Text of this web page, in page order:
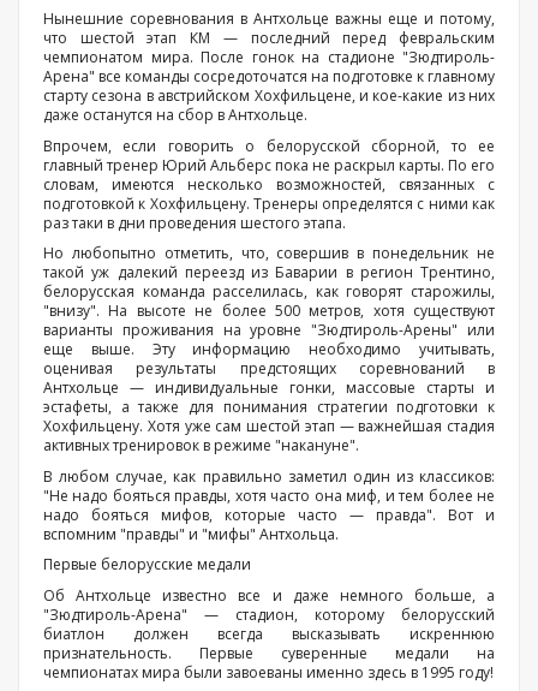
Нынешние соревнования в Антхольце важны еще и потому,
что шестой этап КМ — последний перед февральским
чемпионатом мира. После гонок на стадионе "Зюдтироль-
Арена" все команды сосредоточатся на подготовке к главному
старту сезона в австрийском Хохфильцене, и кое-какие из них
даже останутся на сбор в Антхольце.
Впрочем, если говорить о белорусской сборной, то ее
главный тренер Юрий Альберс пока не раскрыл карты. По его
словам, имеются несколько возможностей, связанных с
подготовкой к Хохфильцену. Тренеры определятся с ними как
раз таки в дни проведения шестого этапа.
Но любопытно отметить, что, совершив в понедельник не
такой уж далекий переезд из Баварии в регион Трентино,
белорусская команда расселилась, как говорят старожилы,
"внизу". На высоте не более 500 метров, хотя существуют
варианты проживания на уровне "Зюдтироль-Арены" или
еще выше. Эту информацию необходимо учитывать,
оценивая результаты предстоящих соревнований в
Антхольце — индивидуальные гонки, массовые старты и
эстафеты, а также для понимания стратегии подготовки к
Хохфильцену. Хотя уже сам шестой этап — важнейшая стадия
активных тренировок в режиме "накануне".
В любом случае, как правильно заметил один из классиков:
"Не надо бояться правды, хотя часто она миф, и тем более не
надо бояться мифов, которые часто — правда". Вот и
вспомним "правды" и "мифы" Антхольца.
Первые белорусские медали
Об Антхольце известно все и даже немного больше, а
"Зюдтироль-Арена" — стадион, которому белорусский
биатлон должен всегда высказывать искреннюю
признательность. Первые суверенные медали на
чемпионатах мира были завоеваны именно здесь в 1995 году!